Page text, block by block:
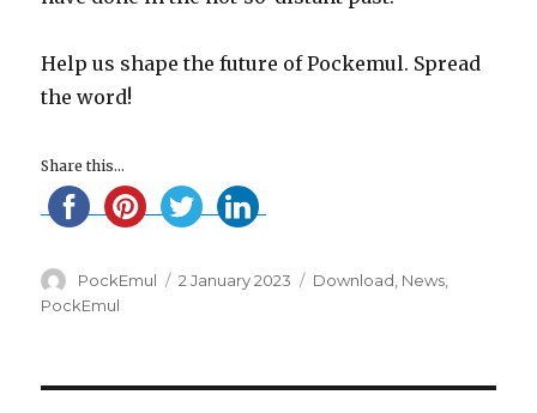
Help us shape the future of Pockemul. Spread
the word!
Share this...
Author
PockEmul
Posted
2 January 2023 Categories
Download News
PockEmul